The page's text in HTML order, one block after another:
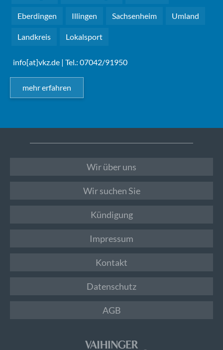
Eberdingen Illingen Sachsenheim Umland
Landkreis Lokalsport
info[at]vkz.de | Tel.: 07042/91950
mehr erfahren
Wir über uns
Wir suchen Sie
Kündigung
Impressum
Kontakt
Datenschutz
AGB